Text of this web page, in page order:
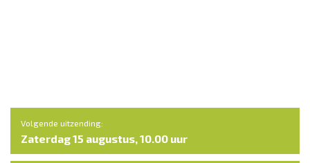
Volgende uitzending:
Zaterdag 15 augustus, 10.00 uur